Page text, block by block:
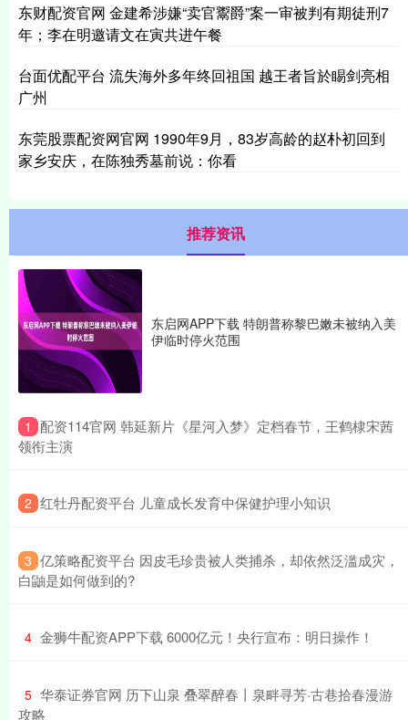
东财配资官网 金建希涉嫌“卖官鬻爵”案一审被判有期徒刑7
年；李在明邀请文在寅共进午餐
台面优配平台 流失海外多年终回祖国 越王者旨於睗剑亮相
广州
东莞股票配资网官网 1990年9月，83岁高龄的赵朴初回到
家乡安庆，在陈独秀墓前说：你看
推荐资讯
东启网APP下载 特朗普称黎巴嫩未被纳入美
伊临时停火范围
1 ​配资114官网 韩延新片《星河入梦》定档春节，王鹤棣宋茜
领衔主演
2 ​红牡丹配资平台 儿童成长发育中保健护理小知识
3 ​亿策略配资平台 因皮毛珍贵被人类捕杀，却依然泛滥成灾，
白鼬是如何做到的?
4 ​金狮牛配资APP下载 6000亿元！央行宣布：明日操作！
5 ​华泰证券官网 历下山泉 叠翠醉春丨泉畔寻芳·古巷拾春漫游
攻略